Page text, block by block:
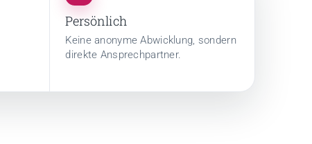
Persönlich
Keine anonyme Abwicklung, sondern
direkte Ansprechpartner.